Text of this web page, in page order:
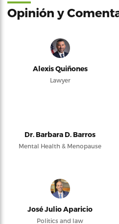
Opinión y
Alexis Quiñones
Lawyer
Dr. Barbara D. Barros
Mental Health & Menopause
José Julio Aparicio
Politics and law